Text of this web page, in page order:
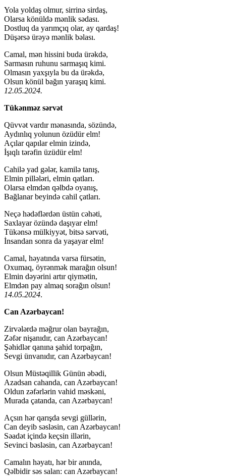
Yola yoldaş olmur, sirrinə sirdaş,
Olarsa könüldə mənlik sədası.
Dostluq da yarımçıq olar, ay qardaş!
Düşərsə ürəyə mənlik bəlası.
Camal, mən hissini buda ürəkdə,
Sarmasın ruhunu sarmaşıq kimi.
Olmasın yaxşıyla bu da ürəkdə,
Olsun könül bağın yaraşıq kimi.
12.05.2024.
Tükənməz sərvət
Qüvvət vardır mənasında, sözündə,
Aydınlıq yolunun özüdür elm!
Açılar qapılar elmin izində,
İşıqlı tərəfin üzüdür elm!
Cahilə yad gələr, kamilə tanış,
Elmin pillələri, elmin qatları.
Olarsa elmdən qəlbdə oyanış,
Bağlanar beyində cahil çatları.
Neçə hədəflərdən üstün cəhəti,
Saxlayar özündə daşıyar elm!
Tükənsə mülkiyyət, bitsə sərvəti,
İnsandan sonra da yaşayar elm!
Camal, həyatında varsa fürsətin,
Oxumaq, öyrənmək marağın olsun!
Elmin dəyərini artır qiymətin,
Elmdən pay almaq sorağın olsun!
14.05.2024.
Can Azərbaycan!
Zirvələrdə məğrur olan bayrağın,
Zəfər nişanıdır, can Azərbaycan!
Şəhidlər qanına şahid torpağın,
Sevgi ünvanıdır, can Azərbaycan!
Olsun Müstəqillik Günün əbədi,
Azadsan cahanda, can Azərbaycan!
Oldun zəfərlərin vahid məskəni,
Murada çatanda, can Azərbaycan!
Açsın hər qarışda sevgi güllərin,
Can deyib səsləsin, can Azərbaycan!
Səadət içində keçsin illərin,
Sevinci bəsləsin, can Azərbaycan!
Camalın həyatı, hər bir anında,
Qəlbidir səs salan: can Azərbaycan!